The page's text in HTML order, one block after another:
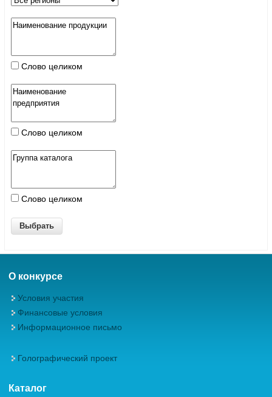
Слово целиком
Слово целиком
Слово целиком
О конкурсе
Условия участия
Финансовые условия
Информационное письмо
Голографический проект
Каталог